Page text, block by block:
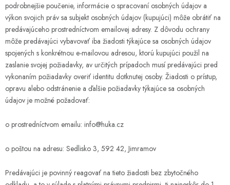
podrobnejšie poučenie, informácie o spracovaní osobných údajov a
výkon svojich práv sa subjekt osobných údajov (kupujúci) môže obrátiť na
predávajúceho prostredníctvom emailovej adresy. Z dôvodu ochrany
môže predávajúci vybavovať iba žiadosti týkajúce sa osobných údajov
spojených s konkrétnou e-mailovou adresou, ktorú kupujúci použil na
zaslanie svojej požiadavky, av určitých prípadoch musí predávajúci pred
vykonaním požiadavky overiť identitu dotknutej osoby. Žiadosti o prístup,
opravu alebo odstránenie a ďalšie požiadavky týkajúce sa osobných
údajov je možné požadovať:
o prostredníctvom emailu: info@huka.cz
o poštou na adresu: Sedlisko 3, 592 42, Jimramov
Predávajúci je povinný reagovať na tieto žiadosti bez zbytočného